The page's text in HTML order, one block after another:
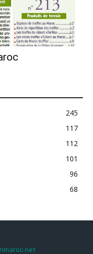
245
117
112
101
96
68